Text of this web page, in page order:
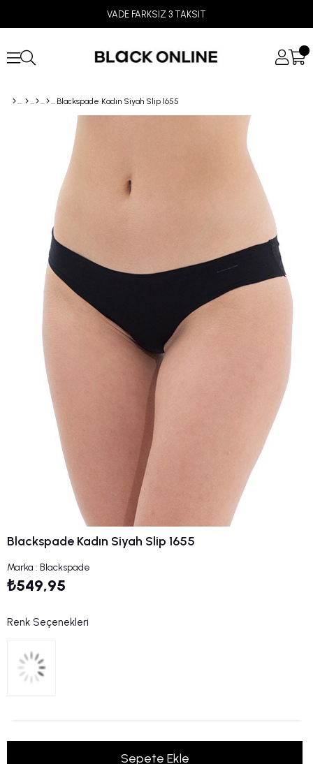
VADE FARKSIZ 3 TAKSİT
Blackspade Kadın Siyah Slip 1655
Blackspade Kadın Siyah Slip 1655
Marka : Blackspade
₺549,95
Renk Seçenekleri